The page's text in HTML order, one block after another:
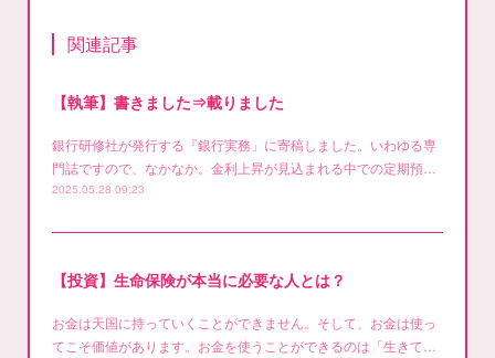
関連記事
【執筆】書きました⇒載りました
銀行研修社が発行する『銀行実務」に寄稿しました。いわゆる専
門誌ですので、なかなか。金利上昇が見込まれる中での定期預…
2025.05.28 09:23
【投資】生命保険が本当に必要な人とは？
お金は天国に持っていくことができません。そして、お金は使っ
てこそ価値があります。お金を使うことができるのは「生きて…